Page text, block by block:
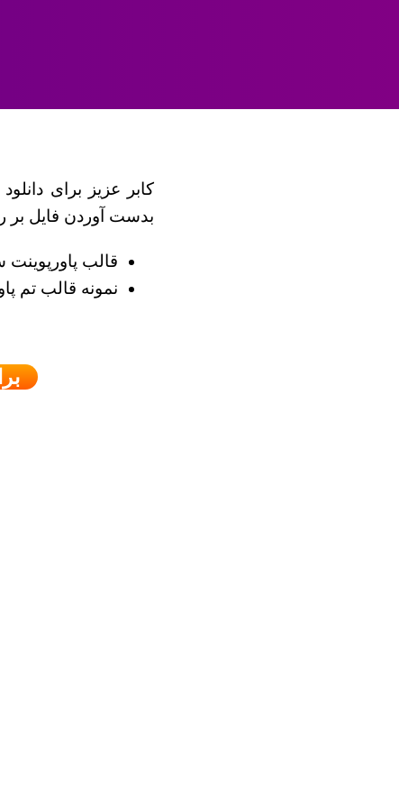
کابر عزیز برای
بدست آوردن فایل بر
قالب پاورپوینت
نمونه قالب تم